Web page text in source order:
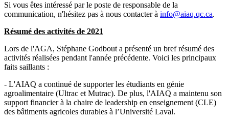
Si vous êtes intéressé par le poste de responsable de la
communication, n'hésitez pas à nous contacter à info@aiaq.qc.ca.
Résumé des activités de 2021
Lors de l'AGA, Stéphane Godbout a présenté un bref résumé des
activités réalisées pendant l'année précédente. Voici les principaux
faits saillants :
- L'AIAQ a continué de supporter les étudiants en génie
agroalimentaire (Ultrac et Mutrac). De plus, l'AIAQ a maintenu son
support financier à la chaire de leadership en enseignement (CLE)
des bâtiments agricoles durables à l’Université Laval.